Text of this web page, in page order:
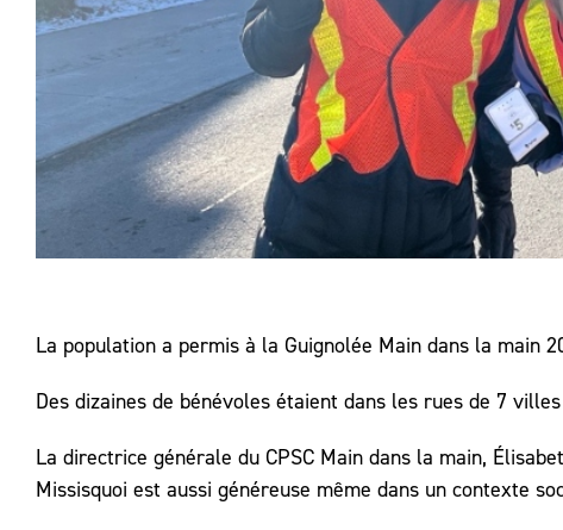
La population a permis à la Guignolée Main dans la main
Des dizaines de bénévoles étaient dans les rues de 7
La directrice générale du CPSC Main dans la main,
Missisquoi est aussi généreuse même dans un contexte